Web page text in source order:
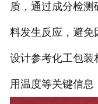
质，通过成分检
料发生反应，避免
设计参考化工包装
用温度等关键信息